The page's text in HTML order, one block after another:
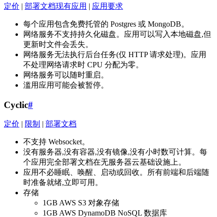
定价 | 部署文档现有应用 | 应用要求
每个应用包含免费托管的 Postgres 或 MongoDB。
网络服务不支持持久化磁盘。应用可以写入本地磁盘,但
更新时文件会丢失。
网络服务无法执行后台任务(仅 HTTP 请求处理)。应用
不处理网络请求时 CPU 分配为零。
网络服务可以随时重启。
滥用应用可能会被暂停。
Cyclic#
定价 | 限制 | 部署文档
不支持 Websocket。
没有服务器,没有容器,没有镜像,没有小时数可计算。每
个应用完全部署文档在无服务器云基础设施上。
应用不必睡眠、唤醒、启动或回收。所有前端和后端随
时准备就绪,立即可用。
存储
1GB AWS S3 对象存储
1GB AWS DynamoDB NoSQL 数据库